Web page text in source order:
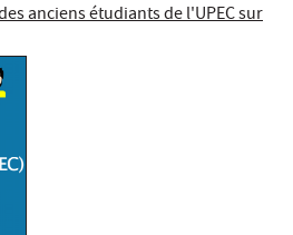
anciens étudiants de l'UPEC sur